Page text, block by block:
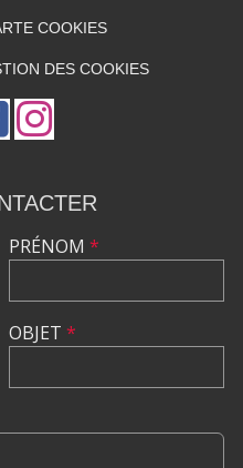
COOKIES
DES COOKIES
PRÉNOM *
OBJET *